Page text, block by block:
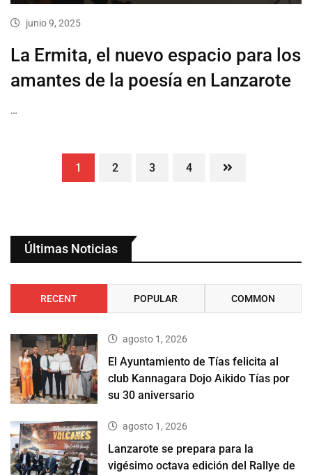
junio 9, 2025
La Ermita, el nuevo espacio para los
amantes de la poesía en Lanzarote
…
1 2 3 4
Últimas Noticias
RECENT POPULAR COMMON
agosto 1, 2026
El Ayuntamiento de Tías felicita al
club Kannagara Dojo Aikido Tías por
su 30 aniversario
agosto 1, 2026
Lanzarote se prepara para la
vigésimo octava edición del Rallye de